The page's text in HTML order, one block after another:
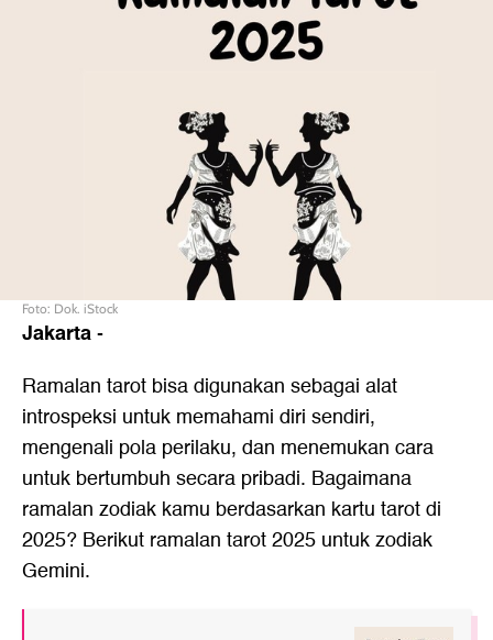
Foto: Dok. iStock
Jakarta-
Ramalan tarot bisa digunakan sebagai alat
introspeksi untuk memahami diri sendiri,
mengenali pola perilaku, dan menemukan cara
untuk bertumbuh secara pribadi. Bagaimana
ramalan zodiak kamu berdasarkan kartu tarot di
2025? Berikut ramalan tarot 2025 untuk zodiak
Gemini.